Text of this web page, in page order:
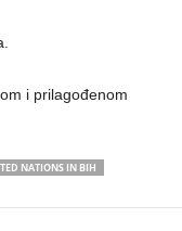
i prilagođenom
NATIONS IN BIH